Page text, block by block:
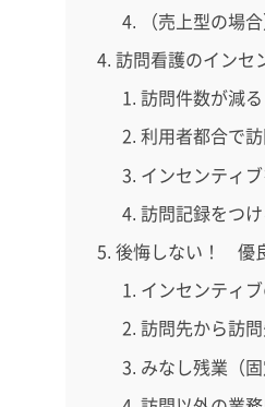
（売上型の場
訪問看護のインセ
訪問件数が減
利用者都合で
インセンティ
訪問記録をつ
後悔しない！ 優
インセンティ
訪問先から訪
みなし残業（